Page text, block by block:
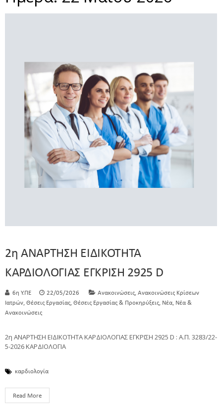
2η ΑΝΑΡΤΗΣΗ ΕΙΔΙΚΟΤΗΤΑ
ΚΑΡΔΙΟΛΟΓΙΑΣ ΕΓΚΡΙΣΗ 2925 D
6η Υ.ΠΕ 22/05/2026 Ανακοινώσεις Ανακοινώσεις Κρίσεων
Ιατρών Θέσεις Εργασίας Θέσεις Εργασίας & Προκηρύξεις Νέα Νέα &
Ανακοινώσεις
2η ΑΝΑΡΤΗΣΗ ΕΙΔΙΚΟΤΗΤΑ ΚΑΡΔΙΟΛΟΓΙΑΣ ΕΓΚΡΙΣΗ 2925 D : Α.Π. 3283/22-
5-2026 ΚΑΡΔΙΟΛΟΓΙΑ
καρδιολογία
Read More